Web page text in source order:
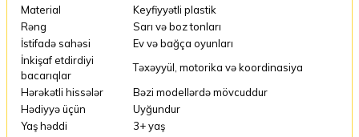
Material
Keyfiyyətli plastik
Rəng
Sarı və boz tonları
İstifadə sahəsi
Ev və bağça oyunları
İnkişaf etdirdiyi
bacarıqlar
Təxəyyül, motorika və koordinasiya
Hərəkətli hissələr
Bəzi modellərdə mövcuddur
Hədiyyə üçün
Uyğundur
Yaş həddi
3+ yaş